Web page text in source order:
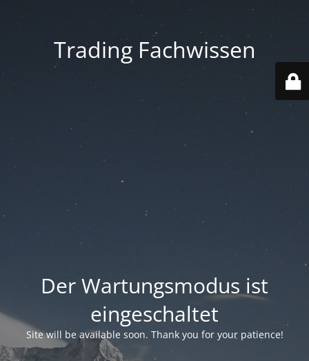
Trading Fachwissen
Der Wartungsmodus ist
eingeschaltet
Site will be available soon. Thank you for your patience!